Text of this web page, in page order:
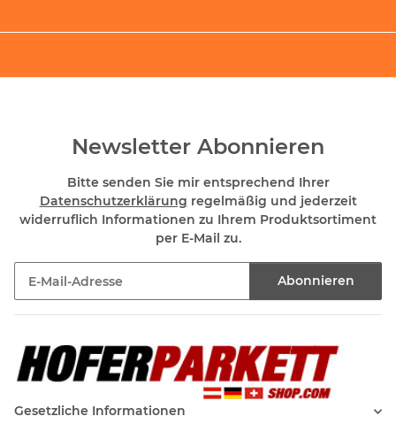
Newsletter Abonnieren
Bitte senden Sie mir entsprechend Ihrer
Datenschutzerklärung regelmäßig und jederzeit
widerruflich Informationen zu Ihrem Produktsortiment
per E-Mail zu.
Abonnieren
Gesetzliche Informationen